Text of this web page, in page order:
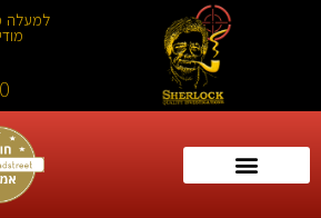
למעלה מ-51 שנות ניסיון